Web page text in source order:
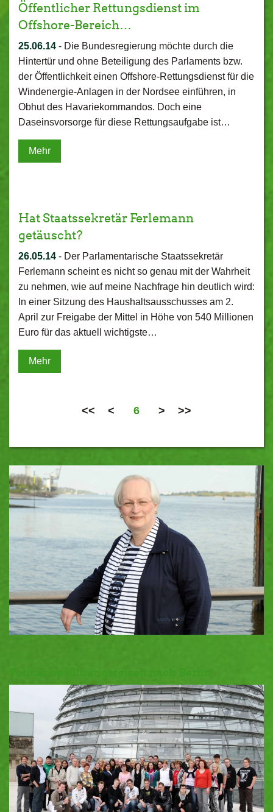
Öffentlicher Rettungsdienst im
Offshore-Bereich…
25.06.14 - Die Bundesregierung möchte durch die
Hintertür und ohne Beteiligung des Parlaments bzw.
der Öffentlichkeit einen Offshore-Rettungsdienst für die
Windenergie-Anlagen in der Nordsee einführen, in
Obhut des Havariekommandos. Doch eine
Daseinsvorsorge für diese Rettungsaufgabe ist…
Mehr
Hat Staatssekretär Ferlemann
getäuscht?
26.05.14 - Der Parlamentarische Staatssekretär
Ferlemann scheint es nicht so genau mit der Wahrheit
zu nehmen, wie auf meine Nachfrage hin deutlich wird:
In einer Sitzung des Haushaltsausschusses am 2.
April zur Freigabe der Mittel in Höhe von 540 Millionen
Euro für das aktuell wichtigste…
Mehr
<< < 6 > >>